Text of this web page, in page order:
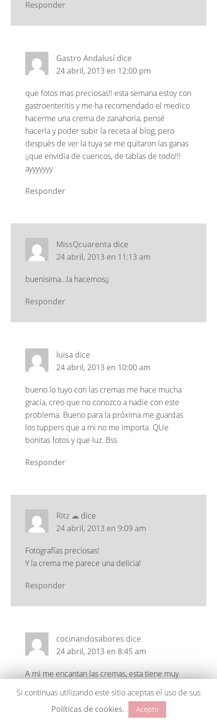
Responder
Gastro Andalusí dice
24 abril, 2013 en 12:00 pm
que fotos mas preciosas!! esta semana estoy con
gastroenteritis y me ha recomendado el medico
hacerme una crema de zanahoria, pensé
hacerla y poder subir la receta al blog, pero
después de ver la tuya se me quitaron las ganas
¡¡que envidia de cuencos, de tablas de todo!!!
ayyyyyyy
Responder
MissQcuarenta dice
24 abril, 2013 en 11:13 am
buenisima…la hacemos¡¡
Responder
luisa dice
24 abril, 2013 en 10:00 am
bueno lo tuyo con las cremas me hace mucha
gracia, creo que no conozco a nadie con este
problema. Bueno para la próxima me guardas
los tuppers que a mi no me importa. QUe
bonitas fotos y que luz. Bss
Responder
Ritz ☁ dice
24 abril, 2013 en 9:09 am
Fotografías preciosas!
Y la crema me parece una delicia!
Responder
cocinandosabores dice
24 abril, 2013 en 8:45 am
A mi me encantan las cremas, esta tiene muy
madre al enterarse que te has comido un
platazo de crema! pero es lo que tiene, nuestros
Si continuas utilizando este sitio aceptas el uso de sus
Políticas de cookies. . Acepto